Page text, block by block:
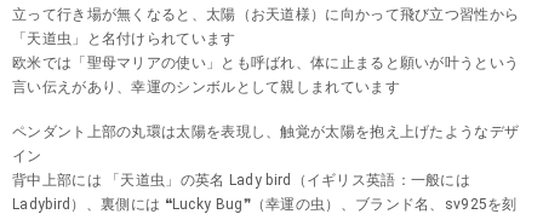
立って行き場が無くなると、太陽（お天道様）に向かって飛び立つ習性から
「天道虫」と名付けられています
欧米では「聖母マリアの使い」とも呼ばれ、体に止まると願いが叶うという
言い伝えがあり、幸運のシンボルとして親しまれています
ペンダント上部の丸環は太陽を表現し、触覚が太陽を抱え上げたようなデザ
イン
背中上部には 「天道虫」の英名 Lady bird（イギリス英語：一般には
Ladybird）、裏側には ❝Lucky Bug❞（幸運の虫）、ブランド名、sv925を刻